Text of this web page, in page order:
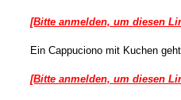
[Bitte anmelden, um diesen
Ein Cappuciono mit Kuchen
[Bitte anmelden, um diesen